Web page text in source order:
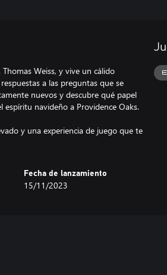
Weiss, y vive un cálido
a las preguntas que se
nuevos y descubre qué papel
navideño a Providence Oaks.
y una experiencia de juego que te
Fecha de lanzamiento
15/11/2023